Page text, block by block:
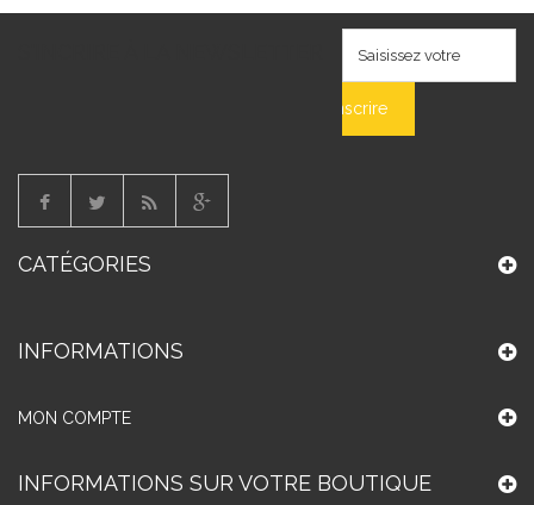
S'inscrire
CATÉGORIES
INFORMATIONS
MON COMPTE
INFORMATIONS SUR VOTRE BOUTIQUE